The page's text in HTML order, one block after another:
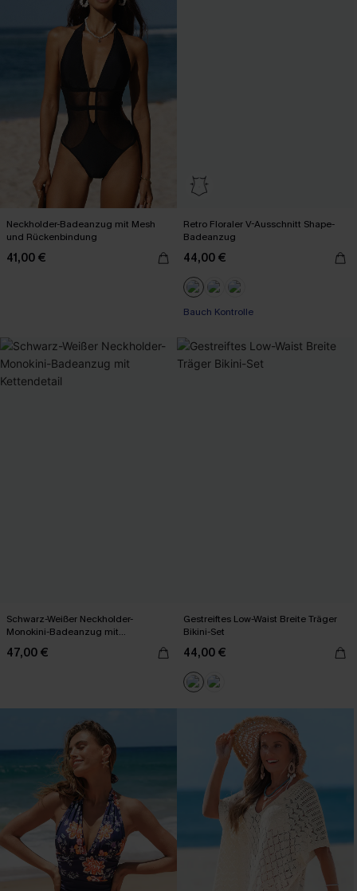
Neckholder-Badeanzug mit Mesh
und Rückenbindung
41,00 €
Retro Floraler V-Ausschnitt Shape-
Badeanzug
44,00 €
Bauch Kontrolle
Schwarz-Weißer Neckholder-
Monokini-Badeanzug mit
47,00 €
Gestreiftes Low-Waist Breite Träger
Bikini-Set
44,00 €